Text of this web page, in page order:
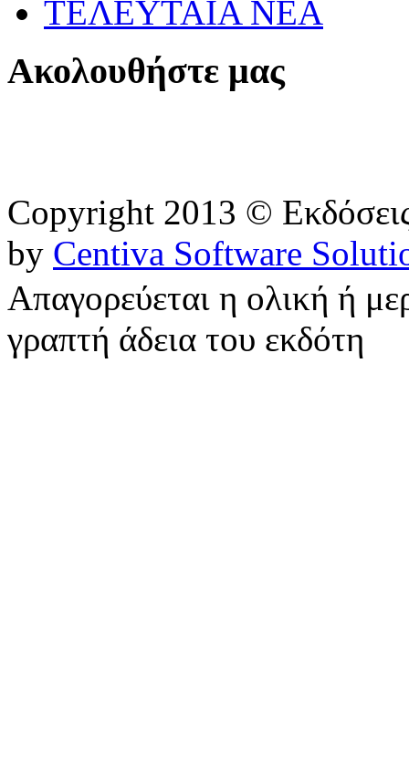
ΤΕΛΕΥΤΑΙΑ ΝΕΑ
Ακολουθήστε μας
Copyright 2013 ©
by Centiva Software
Απαγορεύεται η ολική ή
γραπτή άδεια του εκδότη